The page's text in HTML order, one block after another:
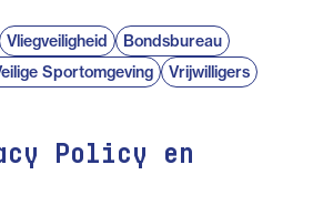
Vliegveiligheid
Bondsbureau
Sportomgeving
Vrijwilligers
Policy en